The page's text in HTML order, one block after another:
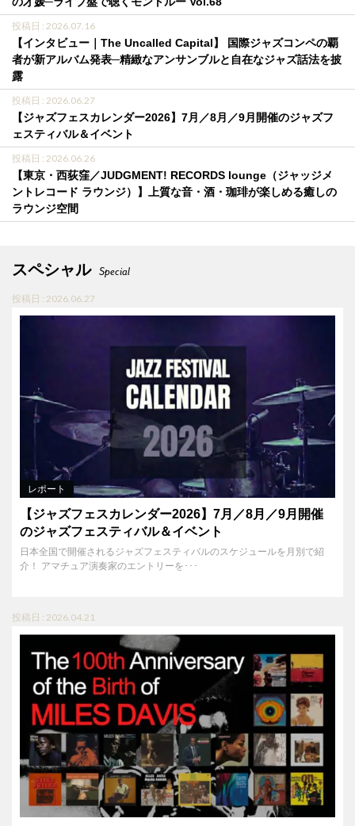
投稿日 : 2026.07.16
【インタビュー｜The Uncalled Capital】 国際ジャズコンペの覇
者が新アルバム発表─精緻なアンサンブルと自在なジャズ話法を披
露
投稿日 : 2026.06.27
【ジャズフェスカレンダー2026】7月／8月／9月開催のジャズフ
ェスティバル＆イベント
投稿日 : 2026.06.26
【東京・西荻窪／JUDGMENT! RECORDS lounge（ジャッジメ
ントレコード ラウンジ）】上質な音・酒・珈琲が楽しめる癒しの
ラウンジ空間
スペシャル Special
投稿日 : 2026.06.27
レポート
【ジャズフェスカレンダー2026】7月／8月／9月開催
のジャズフェスティバル＆イベント
日本全国で開催されるジャズフェスティバルのスケジュールを月別で紹
介！ アマチュア演奏家のエントリーを･･･
投稿日 : 2026.04.21